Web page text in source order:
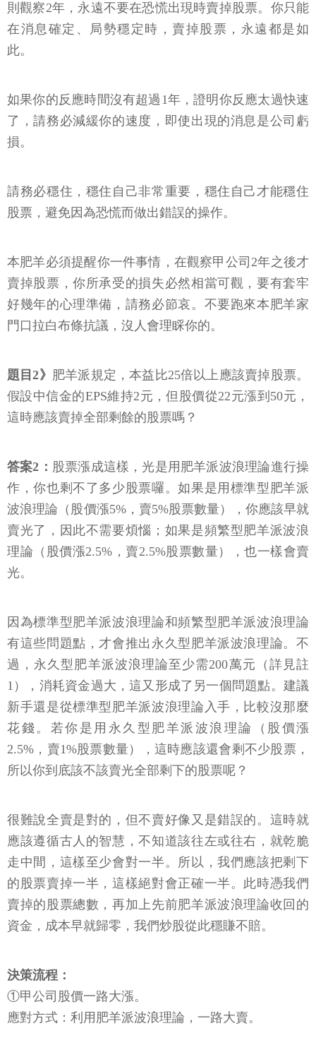
則觀察2年，永遠不要在恐慌出現時賣掉股票。你只能
在消息確定、局勢穩定時，賣掉股票，永遠都是如
此。
如果你的反應時間沒有超過1年，證明你反應太過快速
了，請務必減緩你的速度，即使出現的消息是公司虧
損。
請務必穩住，穩住自己非常重要，穩住自己才能穩住
股票，避免因為恐慌而做出錯誤的操作。
本肥羊必須提醒你一件事情，在觀察甲公司2年之後才
賣掉股票，你所承受的損失必然相當可觀，要有套牢
好幾年的心理準備，請務必節哀。不要跑來本肥羊家
門口拉白布條抗議，沒人會理睬你的。
題目2》 肥羊派規定，本益比25倍以上應該賣掉股票。
假設中信金的EPS維持2元，但股價從22元漲到50元，
這時應該賣掉全部剩餘的股票嗎？
答案2： 股票漲成這樣，光是用肥羊派波浪理論進行操
作，你也剩不了多少股票囉。如果是用標準型肥羊派
波浪理論（股價漲5%，賣5%股票數量），你應該早就
賣光了，因此不需要煩惱；如果是頻繁型肥羊派波浪
理論（股價漲2.5%，賣2.5%股票數量），也一樣會賣
光。
因為標準型肥羊派波浪理論和頻繁型肥羊派波浪理論
有這些問題點，才會推出永久型肥羊派波浪理論。不
過，永久型肥羊派波浪理論至少需200萬元（詳見註
1），消耗資金過大，這又形成了另一個問題點。建議
新手還是從標準型肥羊派波浪理論入手，比較沒那麼
花錢。若你是用永久型肥羊派波浪理論（股價漲
2.5%，賣1%股票數量），這時應該還會剩不少股票，
所以你到底該不該賣光全部剩下的股票呢？
很難說全賣是對的，但不賣好像又是錯誤的。這時就
應該遵循古人的智慧，不知道該往左或往右，就乾脆
走中間，這樣至少會對一半。所以，我們應該把剩下
的股票賣掉一半，這樣絕對會正確一半。此時憑我們
賣掉的股票總數，再加上先前肥羊派波浪理論收回的
資金，成本早就歸零，我們炒股從此穩賺不賠。
決策流程：
①甲公司股價一路大漲。
應對方式：利用肥羊派波浪理論，一路大賣。